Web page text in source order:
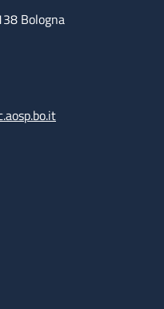
Bologna